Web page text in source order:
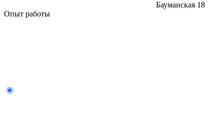
Бауманская 18
Опыт работы